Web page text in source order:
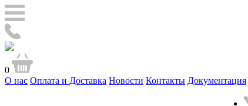
0
О нас Оплата и Доставка Новости Контакты Документация